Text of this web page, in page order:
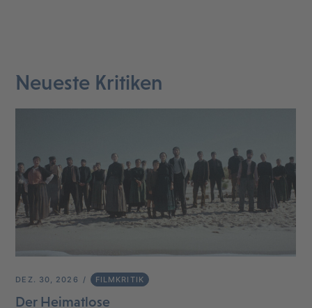
Neueste Kritiken
DEZ. 30, 2026 FILMKRITIK
Der Heimatlose